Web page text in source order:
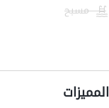
مسبح
المميزات